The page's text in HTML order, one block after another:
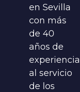
en Sevilla
con más
de 40
años de
experiencia
al servicio
de los